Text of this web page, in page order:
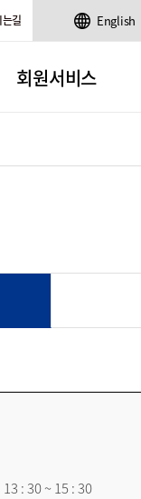
길 English
회원서비스
13 : 30 ~ 15 : 30